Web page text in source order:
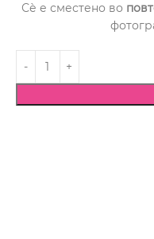
Сѐ е сместено во